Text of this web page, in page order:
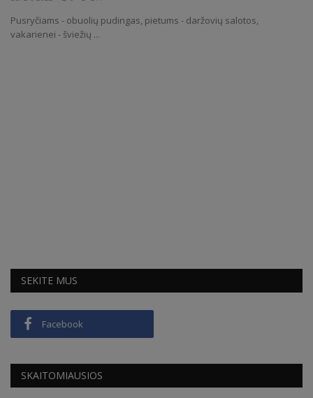
Receptai
Pusryčiams - obuolių pudingas, pietums - daržovių salotos,
vakarienei - šviežių ...
SEKITE MUS
Facebook
SKAITOMIAUSIOS